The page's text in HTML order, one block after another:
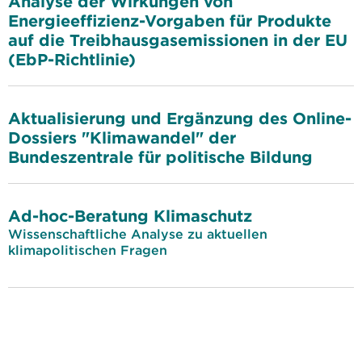
Energieeffizienz-Vorgaben für Produkte
auf die Treibhausgasemissionen in der EU
(EbP-Richtlinie)
Aktualisierung und Ergänzung des Online-
Dossiers "Klimawandel" der
Bundeszentrale für politische Bildung
Ad-hoc-Beratung Klimaschutz
Wissenschaftliche Analyse zu aktuellen
klimapolitischen Fragen